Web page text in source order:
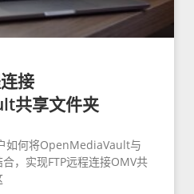
接
共享文件夹
如何将OpenMediaVault与
，实现FTP远程连接OMV共